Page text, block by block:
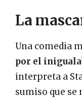
La
Una comedia
por el
interpreta a
sumiso que